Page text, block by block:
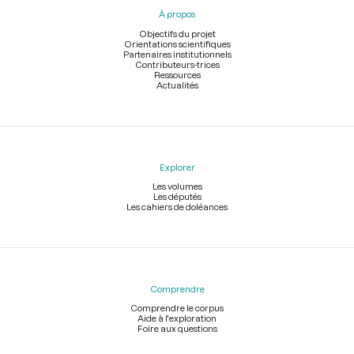
À propos
Objectifs du projet
Orientations scientifiques
Partenaires institutionnels
Contributeurs-trices
Ressources
Actualités
Explorer
Les volumes
Les députés
Les cahiers de doléances
Comprendre
Comprendre le corpus
Aide à l'exploration
Foire aux questions